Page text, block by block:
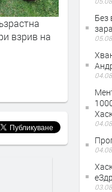
години от
Рибари
Пловдив
излязат
рибата в
кладенец“
Без